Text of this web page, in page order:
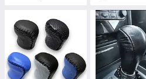
сувеніри